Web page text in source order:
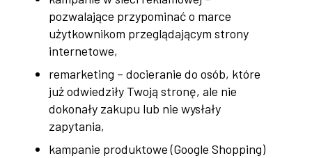
pozwalające przypominać o marce
użytkownikom przeglądającym strony
internetowe,
remarketing – docieranie do osób, które
już odwiedziły Twoją stronę, ale nie
dokonały zakupu lub nie wysłały
zapytania,
kampanie produktowe (Google Shopping)